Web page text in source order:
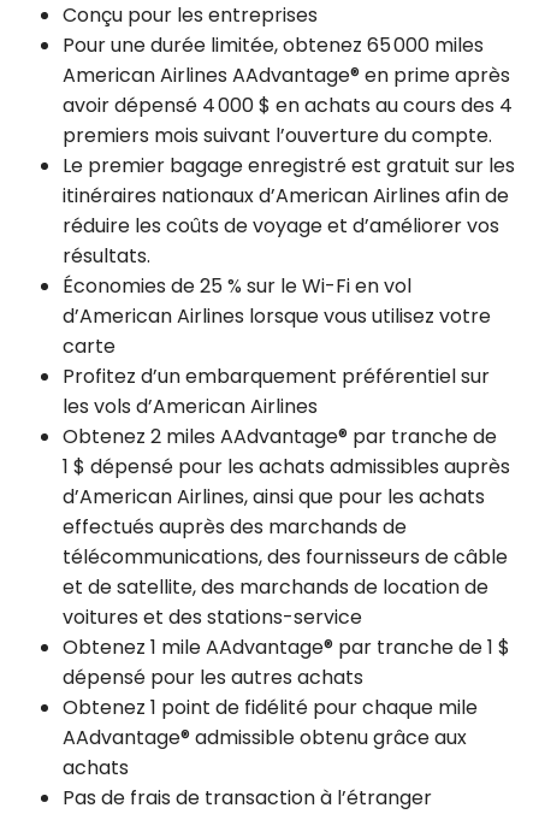
Conçu pour les entreprises
Pour une durée limitée, obtenez 65 000 miles
American Airlines AAdvantage® en prime après
avoir dépensé 4 000 $ en achats au cours des 4
premiers mois suivant l’ouverture du compte.
Le premier bagage enregistré est gratuit sur les
itinéraires nationaux d’American Airlines afin de
réduire les coûts de voyage et d’améliorer vos
résultats.
Économies de 25 % sur le Wi-Fi en vol
d’American Airlines lorsque vous utilisez votre
carte
Profitez d’un embarquement préférentiel sur
les vols d’American Airlines
Obtenez 2 miles AAdvantage® par tranche de
1 $ dépensé pour les achats admissibles auprès
d’American Airlines, ainsi que pour les achats
effectués auprès des marchands de
télécommunications, des fournisseurs de câble
et de satellite, des marchands de location de
voitures et des stations-service
Obtenez 1 mile AAdvantage® par tranche de 1 $
dépensé pour les autres achats
Obtenez 1 point de fidélité pour chaque mile
AAdvantage® admissible obtenu grâce aux
achats
Pas de frais de transaction à l’étranger